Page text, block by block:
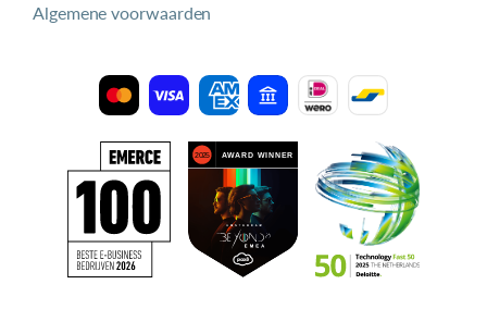
Algemene voorwaarden